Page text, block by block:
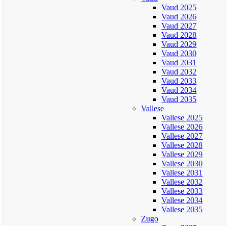
Vaud 2025
Vaud 2026
Vaud 2027
Vaud 2028
Vaud 2029
Vaud 2030
Vaud 2031
Vaud 2032
Vaud 2033
Vaud 2034
Vaud 2035
Vallese
Vallese 2025
Vallese 2026
Vallese 2027
Vallese 2028
Vallese 2029
Vallese 2030
Vallese 2031
Vallese 2032
Vallese 2033
Vallese 2034
Vallese 2035
Zugo